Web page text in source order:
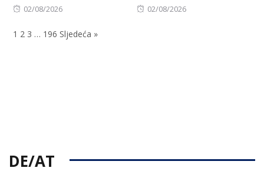
Posted
02/08/2026
Posted
02/08/2026
1 2 3 … 196 Sljedeća »
DE/AT